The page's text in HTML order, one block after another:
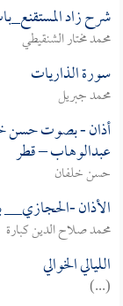
شرح زاد
محمد مختار الشنقيطي
سورة الذاريات
محمد جبريل
أذان - بصوت حسن
عبدالوهاب – قطر
حسن خلفان
الأذان -
محمد صلاح الدين كبارة
الليالي الخوالي
(...)